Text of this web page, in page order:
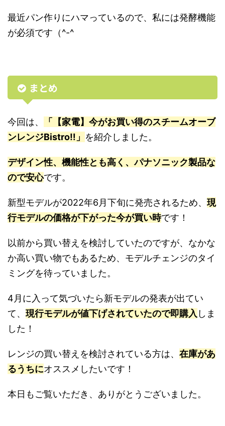
最近パン作りにハマっているので、私には発酵機能
が必須です（^-^
まとめ
今回は、
「【家電】今がお買い得のスチームオーブ
ンレンジBistro‼︎」 を紹介しました。
デザイン性、機能性とも高く、パナソニック製品な
ので安心です。
新型モデルが2022年6月下旬に発売されるため、 現
行モデルの価格が下がった今が買い時です！
以前から買い替えを検討していたのですが、なかな
か高い買い物でもあるため、モデルチェンジのタイ
ミングを待っていました。
4月に入って気づいたら新モデルの発表が出てい
て、 現行モデルが値下げされていたので即購入 しま
した！
レンジの買い替えを検討されている方は、 在庫があ
るうちにオススメしたいです！
本日もご覧いただき、ありがとうございました。